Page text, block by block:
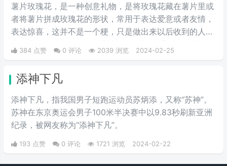
薯片玫瑰花，是一种创意礼物，是将玫瑰花藏在薯片里或
者将薯片拼成玫瑰花的形状，常用于表达爱意或者友情，
表达惊喜，这并不是一个梗，只是做出来以后收到的人常
常会惊喜而感动，只因抖音上很多人都将“薯片玫瑰花”做
出来送给自己喜爱的人，因此受到人们的争相模仿。
384 点赞 0 评论 2039 浏览 2024-02-25
添神下凡
添神下凡，指‌‌‌‌‌‌‌‌‌‌‌‌‌‌‌我国男子短跑运动员苏炳添，又称“苏神”。
苏神在东京奥运会男子100米半决赛中以9.83秒刷新亚洲
纪录，被网友称为“添神下凡”。
193 点赞 0 评论 1721 浏览 2024-02-22